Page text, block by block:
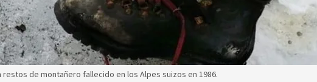
restos de montañero fallecido en los Alpes suizos en 1986.